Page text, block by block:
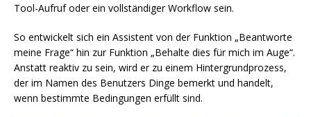
Tool-Aufruf oder ein vollständiger Workflow sein.
So entwickelt sich ein Assistent von der Funktion „Beantworte
meine Frage“ hin zur Funktion „Behalte dies für mich im Auge“.
Anstatt reaktiv zu sein, wird er zu einem Hintergrundprozess,
der im Namen des Benutzers Dinge bemerkt und handelt,
wenn bestimmte Bedingungen erfüllt sind.